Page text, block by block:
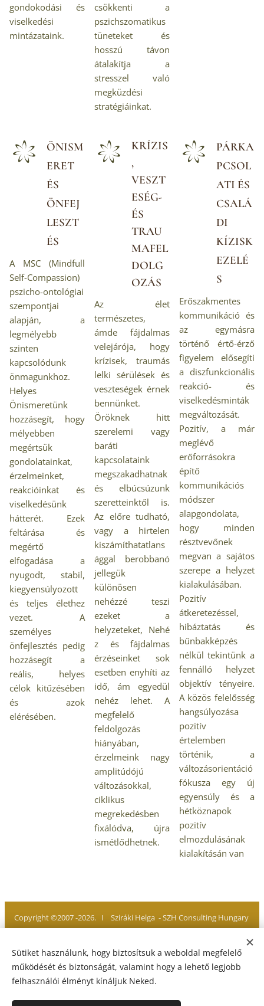
gondokodási és
viselkedési
mintázataink.
csökkenti a
pszichszomatikus
tüneteket és
hosszú távon
átalakítja a
stresszel való
megküzdési
stratégiáinkat.
ÖNISM
ERET
ÉS
ÖNFEJ
LESZT
ÉS
A MSC (Mindfull
Self-Compassion)
pszicho-ontológiai
szempontjai
alapján, a
legmélyebb
szinten
kapcsolódunk
önmagunkhoz.
Helyes
Önismeretünk
hozzásegít, hogy
mélyebben
megértsük
gondolatainkat,
érzelmeinket,
reakcióinkat és
viselkedésünk
hátterét. Ezek
feltárása és
megértő
elfogadása a
nyugodt, stabil,
kiegyensúlyozott
és teljes élethez
vezet. A
személyes
önfejlesztés pedig
hozzásegít a
reális, helyes
célok kitűzésében
és azok
elérésében.
KRÍZIS
,
VESZT
ESÉG-
ÉS
TRAU
MAFEL
DOLG
OZÁS
Az élet
természetes,
ámde fájdalmas
velejárója, hogy
krízisek, traumás
lelki sérülések és
veszteségek érnek
bennünket.
Öröknek hitt
szerelemi vagy
baráti
kapcsolataink
megszakadhatnak
és elbúcsúzunk
szeretteinktől is.
Az előre tudható,
vagy a hirtelen
kiszámíthatatlans
ággal berobbanó
jellegük
különösen
nehézzé teszi
ezeket a
helyzeteket, Nehé
z és fájdalmas
érzéseinket sok
esetben enyhíti az
idő, ám egyedül
nehéz lehet. A
megfelelő
feldolgozás
hiányában,
érzelmeink nagy
amplitúdójú
változásokkal,
ciklikus
megrekedésben
fixálódva, újra
ismétlődhetnek.
PÁRKA
PCSOL
ATI ÉS
CSALÁ
DI
KÍZISK
EZELÉ
S
Erőszakmentes
kommunikáció és
az egymásra
történő értő-érző
figyelem elősegíti
a diszfunkcionális
reakció- és
viselkedésminták
megváltozását.
Pozitív, a már
meglévő
erőforrásokra
építő
kommunikációs
módszer
alapgondolata,
hogy minden
résztvevőnek
megvan a sajátos
szerepe a helyzet
kialakulásában.
Pozitív
átkeretezéssel,
hibáztatás és
bűnbakképzés
nélkül tekintünk a
fennálló helyzet
objektív tényeire.
A közös felelősség
hangsúlyozása
pozitív
értelemben
történik, a
változásorientáció
fókusza egy új
egyensúly és a
hétköznapok
pozitív
elmozdulásának
kialakításán van
Copyright ©2007 -2026. I Sziráki Helga - SZH Consulting Hungary
Adatvédelmi TájékoztatóIJogi Nyilatkozat
Sütiket használunk, hogy biztosítsuk a weboldal megfelelő
működését és biztonságát, valamint hogy a lehető legjobb
felhasználói élményt kínáljuk Neked.